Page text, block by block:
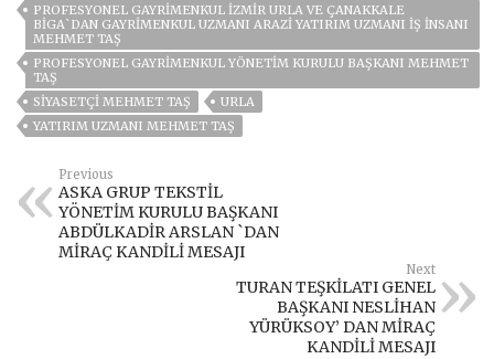
PROFESYONEL GAYRIMENKUL İZMIR URLA VE ÇANAKKALE
BIGA`DAN GAYRIMENKUL UZMANI ARAZI YATIRIM UZMANI İŞ İNSANI
MEHMET TAŞ
PROFESYONEL GAYRİMENKUL YÖNETIM KURULU BAŞKANI MEHMET
TAŞ
SIYASETÇI MEHMET TAŞ
URLA
YATIRIM UZMANI MEHMET TAŞ
Previous
ASKA GRUP TEKSTİL
YÖNETİM KURULU BAŞKANI
ABDÜLKADİR ARSLAN `DAN
MİRAÇ KANDİLİ MESAJI
Next
TURAN TEŞKİLATI GENEL
BAŞKANI NESLİHAN
YÜRÜKSOY’ DAN MİRAÇ
KANDİLİ MESAJI